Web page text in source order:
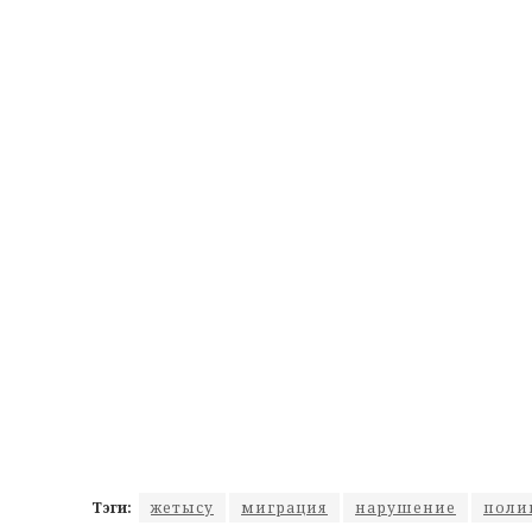
Тэги: жетысу миграция нарушение